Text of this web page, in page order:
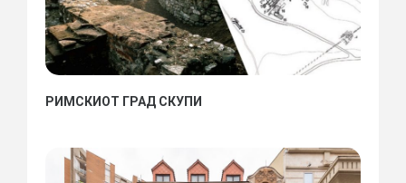
РИМСКИОТ ГРАД СКУПИ